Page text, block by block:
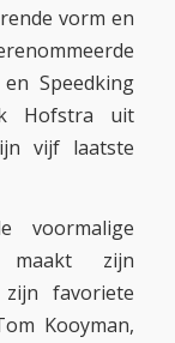
vorm en
Speedking
Hofstra uit
vijf laatste
voormalige
maakt zijn
favoriete
Kooyman,